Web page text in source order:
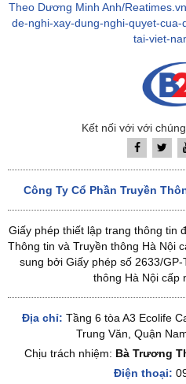
Theo Dương Minh Anh/
de-nghi-xay-dung-nghi-quyet-
tai-viet-
Kết nối với với
Công Ty Cổ Phần Truyền
Giấy phép thiết lập trang thông tin
Thông tin và Truyền thông Hà Nội
sung bởi Giấy phép số 2633/
thông Hà Nội cấp
Địa chỉ: Tầng 6 tòa A3 Ecolife
Trung Văn, Quận
Chịu trách nhiệm: Bà Trương
Điện thoại: